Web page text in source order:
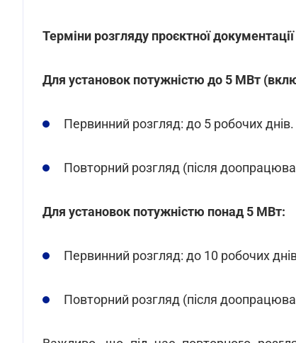
Терміни розгляду проєктної
Для установок потужністю до 5 МВт
Первинний розгляд: до 5 робочих днів.
Повторний розгляд (після
Для установок потужністю понад 5 МВт:
Первинний розгляд: до 10 робочих
Повторний розгляд (після